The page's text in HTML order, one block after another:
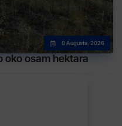
8 Augusta, 2026
oko osam hektara